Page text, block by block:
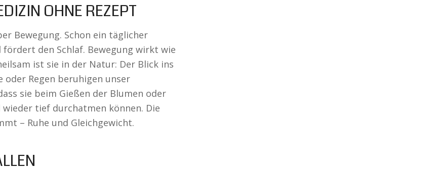
OHNE REZEPT
Bewegung. Schon ein täglicher
den Schlaf. Bewegung wirkt wie
ist sie in der Natur: Der Blick ins
oder Regen beruhigen unser
sie beim Gießen der Blumen oder
tief durchatmen können. Die
– Ruhe und Gleichgewicht.